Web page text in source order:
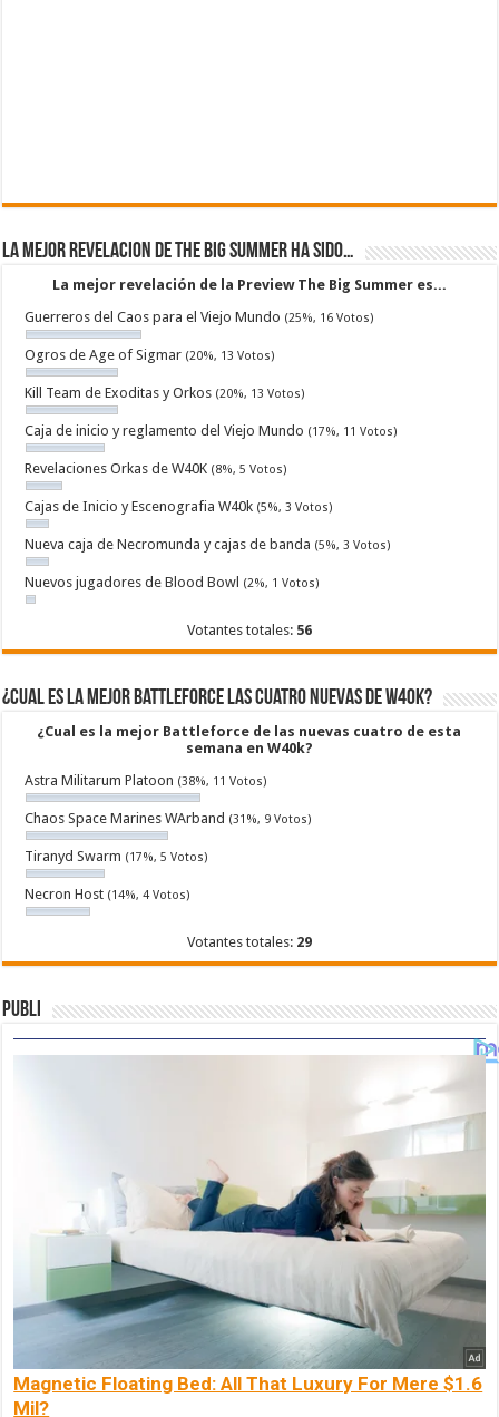
La mejor revelacion de The Big Summer ha sido…
La mejor revelación de la Preview The Big Summer es...
Guerreros del Caos para el Viejo Mundo (25%, 16 Votos)
Ogros de Age of Sigmar (20%, 13 Votos)
Kill Team de Exoditas y Orkos (20%, 13 Votos)
Caja de inicio y reglamento del Viejo Mundo (17%, 11 Votos)
Revelaciones Orkas de W40K (8%, 5 Votos)
Cajas de Inicio y Escenografia W40k (5%, 3 Votos)
Nueva caja de Necromunda y cajas de banda (5%, 3 Votos)
Nuevos jugadores de Blood Bowl (2%, 1 Votos)
Votantes totales: 56
¿Cual es la mejor Battleforce las cuatro nuevas de W40k?
¿Cual es la mejor Battleforce de las nuevas cuatro de esta
semana en W40k?
Astra Militarum Platoon (38%, 11 Votos)
Chaos Space Marines WArband (31%, 9 Votos)
Tiranyd Swarm (17%, 5 Votos)
Necron Host (14%, 4 Votos)
Votantes totales: 29
Publi
Magnetic Floating Bed: All That Luxury For Mere $1.6
Mil?